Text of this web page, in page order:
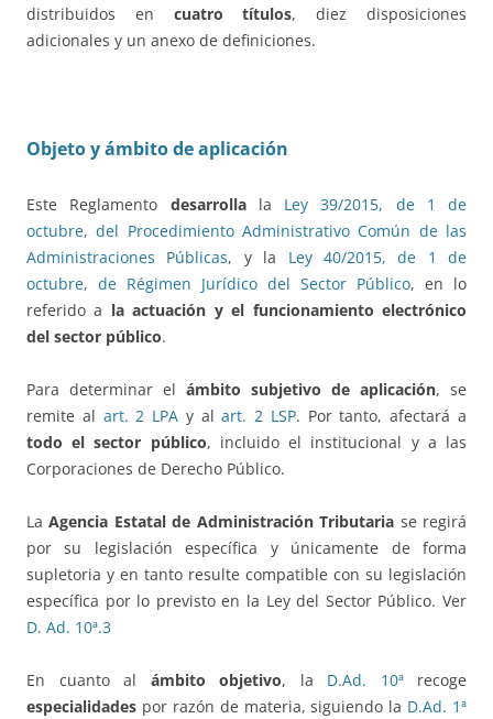
distribuidos en cuatro títulos, diez disposiciones
adicionales y un anexo de definiciones.
Objeto y ámbito de aplicación
Este Reglamento desarrollala Ley 39/2015, de 1 de
octubre, del Procedimiento Administrativo Común de las
Administraciones Públicas, y la Ley 40/2015, de 1 de
octubre, de Régimen Jurídico del Sector Público, en lo
referido a la actuación y el funcionamiento electrónico
del sector público.
Para determinar el ámbito subjetivo de aplicación, se
remite al art. 2 LPA y alart. 2 LSP. Por tanto, afectará a
todo el sector público, incluido el institucional y a las
Corporaciones de Derecho Público.
LaAgencia Estatal de Administración Tributaria se regirá
por su legislación específica y únicamente de forma
supletoria y en tanto resulte compatible con su legislación
específica por lo previsto en la Ley del Sector Público. Ver
D. Ad. 10ª.3
En cuanto al ámbito objetivo, la D.Ad. 10ªrecoge
especialidades por razón de materia, siguiendo la D.Ad. 1ª